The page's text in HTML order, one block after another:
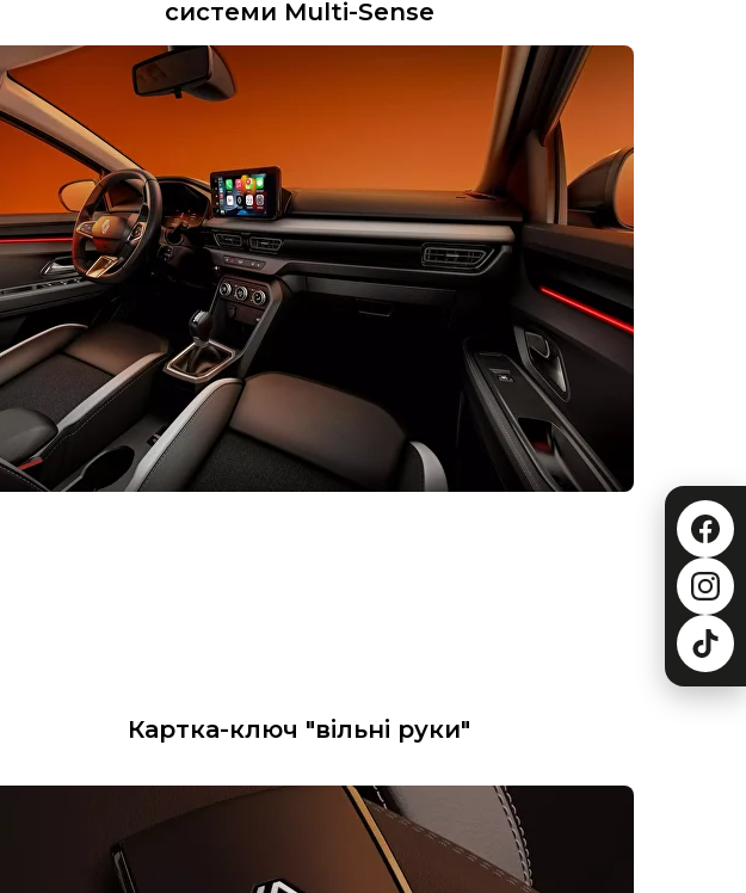
системи Multi-Sense
Картка-ключ "вільні руки"